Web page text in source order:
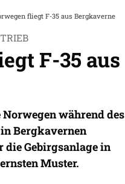
fliegt F-35 aus Bergkaverne
F-35 aus
während des
Bergkavernen
Gebirgsanlage in
Muster.